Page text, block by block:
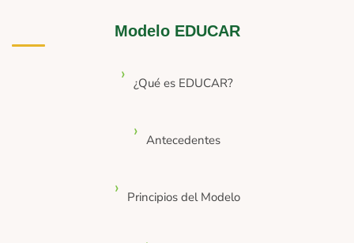
Modelo EDUCAR
¿Qué es EDUCAR?
Antecedentes
Principios del Modelo